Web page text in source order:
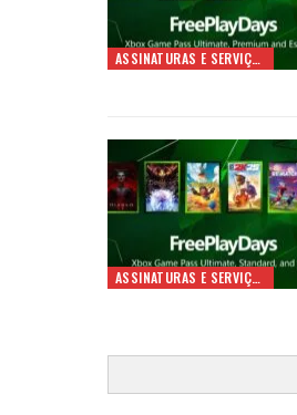
ASSINATURAS E SERVIÇOS
ASSINATURAS E SERVIÇOS